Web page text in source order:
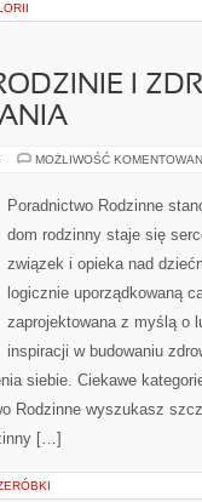
I
MOŻLIWOŚĆ
Poradnictwo Rodzinne
dom rodzinny staje się
związek i opieka nad
logicznie uporządkowaną
zaprojektowana z myślą o
inspiracji w budowaniu
siebie. Ciekawe
Rodzinne wyszukasz
[…]